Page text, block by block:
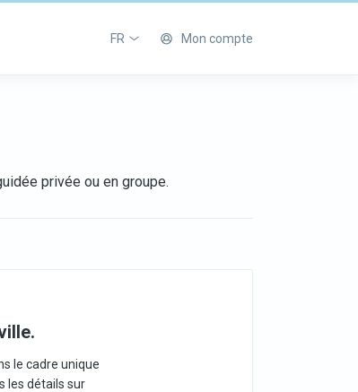
FR Mon compte
privée ou en groupe.
le cadre unique
les détails sur